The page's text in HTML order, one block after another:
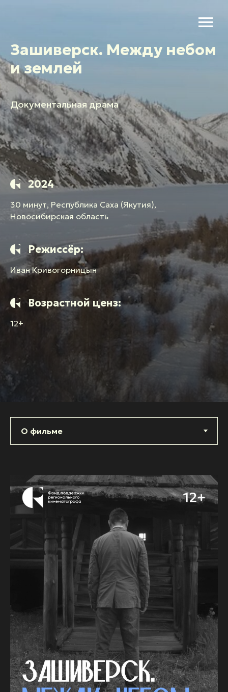
Зашиверск. Между небом
и землей
Документальная драма
2024
30 минут, Республика Саха (Якутия),
Новосибирская область
Режиссёр:
Иван Кривогорницын
Возрастной ценз:
12+